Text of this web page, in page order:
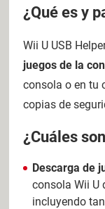
¿Qué es y
Wii U USB
juegos de la
consola o en tu
copias de
¿Cuáles
Descarga de
consola Wii U
incluyendo